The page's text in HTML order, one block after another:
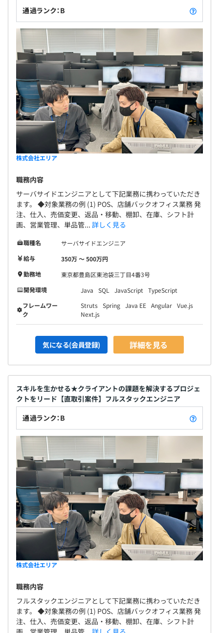
定額制研修の受講制度、書籍購入
資格取得奨励金、合格時の資格取得費用負担
デスクトップ CPU：インテルコア i7、メモリ：32GB以
上 SSD：500GB
ディスプレイ：24インチ液晶1～2台
ンが非常に大切で、わいわい、がやがや楽しく仕事をして
います。
開発チームは、PG製造工場と同じなので、黙々と作業に
集中できる静かな環境です。
静かといっても、解らないことがあったら、黙っていては
いけません。
先輩たちは、親切に問題解決のヒントを与えてくれます。
人たちです。
【エンジニアの開発環境】
〈Web開発〉
サーバ：AWSのEC2, RDS. S3
OS：Windows Server
言語：Java, C#, Javascript, HTML5, CSS
フレームワーク：Spring, Struts, JPA, Angular,
TypeScript, jQuery
Web Server：Tomcat, Nginx
DB：SQL Server, Oracle, Postgre, MySQL
バージョン管理：TFS
エンジニア28名で構成されています。
通過ランク：B
株式会社エリア
職務内容
サーバサイドエンジニアとして下記業務に携わっていただき
ます。 ◆対象業務の例 (1) POS、店舗バックオフィス業務 発
注、仕入、売価変更、返品・移動、棚卸、在庫、シフト計
画、営業管理、単品管... 詳しく見る
職種名
サーバサイドエンジニア
給与
350万 〜 500万円
勤務地
東京都豊島区東池袋三丁目4番3号
開発環境
Java SQL JavaScript
TypeScript
フレームワー
ク
Struts Spring Java EE Angular Vue.js
Next.js
気になる(会員登録) 詳細を見る
スキルを生かせる★クライアントの課題を解決するプロジェ
クトをリード【直取引案件】フルスタックエンジニア
通過ランク：B
株式会社エリア
職務内容
フルスタックエンジニアとして下記業務に携わっていただき
ます。 ◆対象業務の例 (1) POS、店舗バックオフィス業務 発
注、仕入、売価変更、返品・移動、棚卸、在庫、シフト計